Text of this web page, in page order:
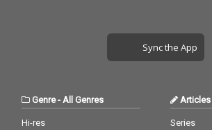
Sync the App
Genre- All Genres
Hi-res
Articles
Series